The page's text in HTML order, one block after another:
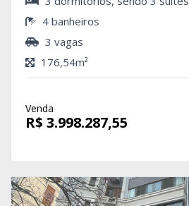
4 banheiros
3 vagas
176,54m²
Venda
R$ 3.998.287,55